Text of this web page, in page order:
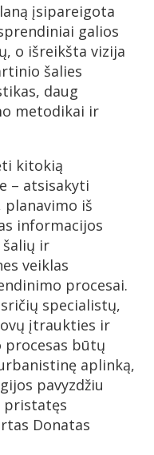
įsipareigota
galios
o išreikšta vizija
šalies
daug
metodikai ir
kitokią
– atsisakyti
iš
informacijos
ir
veiklas
procesai.
specialistų,
įtraukties ir
procesas būtų
aplinką,
pavyzdžiu
pristatęs
Donatas